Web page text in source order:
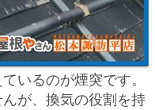
いるのが煙突です。
が、換気の役割を持